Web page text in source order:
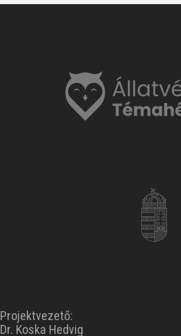
Projektvezető:
Dr. Koska Hedvig